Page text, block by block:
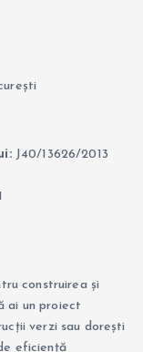
J40/13626/2013
construirea și
ai un proiect
verzi sau dorești
eficiență